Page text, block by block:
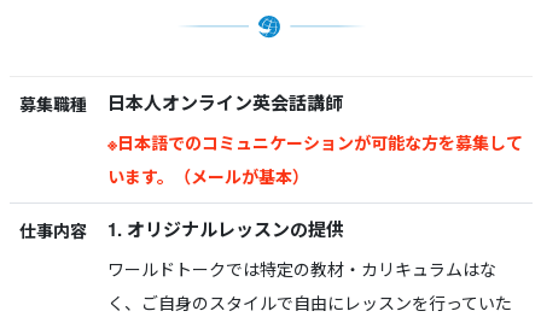
募集職種 日本人オンライン英会話講師
※日本語でのコミュニケーションが可能な方を募集して
います。（メールが基本）
仕事内容 1. オリジナルレッスンの提供
ワールドトークでは特定の教材・カリキュラムはな
く、ご自身のスタイルで自由にレッスンを行っていた